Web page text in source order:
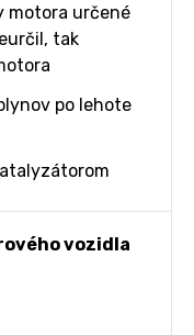
motora určené
tak
po lehote
vozidla